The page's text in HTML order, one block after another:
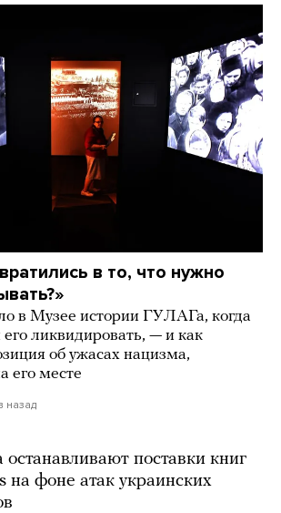
в то, что нужно
в Музее истории ГУЛАГа, когда
ликвидировать, — и как
об ужасах нацизма,
его месте
назад
останавливают поставки книг
на фоне атак украинских